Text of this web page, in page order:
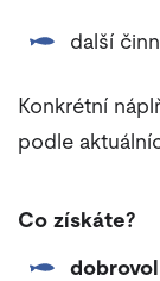
další
Konkrétní
podle
Co získáte?